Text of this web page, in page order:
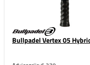
Bullpadel Vertex 05